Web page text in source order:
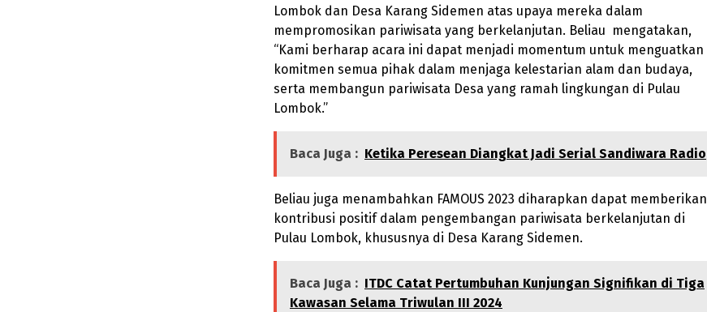
Lombok dan Desa Karang Sidemen atas upaya mereka dalam
mempromosikan pariwisata yang berkelanjutan. Beliau mengatakan,
“Kami berharap acara ini dapat menjadi momentum untuk menguatkan
komitmen semua pihak dalam menjaga kelestarian alam dan budaya,
serta membangun pariwisata Desa yang ramah lingkungan di Pulau
Lombok.”
Baca Juga : Ketika Peresean Diangkat Jadi Serial Sandiwara Radio
Beliau juga menambahkan FAMOUS 2023 diharapkan dapat memberikan
kontribusi positif dalam pengembangan pariwisata berkelanjutan di
Pulau Lombok, khususnya di Desa Karang Sidemen.
Baca Juga : ITDC Catat Pertumbuhan Kunjungan Signifikan di Tiga
Kawasan Selama Triwulan III 2024